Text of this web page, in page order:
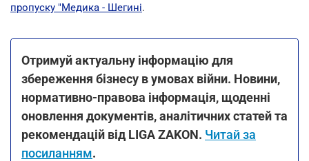
пропуску "Медика - Шегині.
Отримуй актуальну інформацію для
збереження бізнесу в умовах війни. Новини,
нормативно-правова інформація, щоденні
оновлення документів, аналітичних статей та
рекомендацій від LIGA ZAKON. Читай за
посиланням.